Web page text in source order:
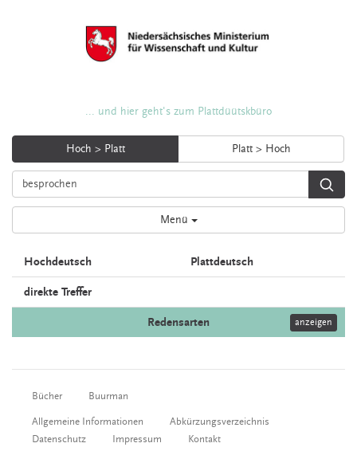
... und hier geht's zum Plattdüütskbüro
Hoch > Platt Platt > Hoch
Menü
Hochdeutsch Plattdeutsch
direkte Treffer
Redensarten anzeigen
Bücher Buurman
Allgemeine Informationen
Abkürzungsverzeichnis
Datenschutz
Impressum Kontakt